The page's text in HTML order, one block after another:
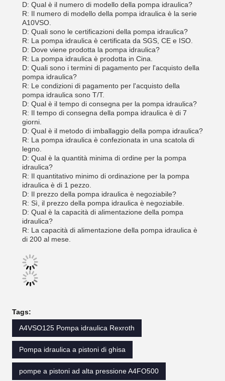
D: Qual è il numero di modello della pompa idraulica?
R: Il numero di modello della pompa idraulica è la serie
A10VSO.
D: Quali sono le certificazioni della pompa idraulica?
R: La pompa idraulica è certificata da SGS, CE e ISO.
D: Dove viene prodotta la pompa idraulica?
R: La pompa idraulica è prodotta in Cina.
D: Quali sono i termini di pagamento per l'acquisto della
pompa idraulica?
R: Le condizioni di pagamento per l'acquisto della
pompa idraulica sono T/T.
D: Qual è il tempo di consegna per la pompa idraulica?
R: Il tempo di consegna della pompa idraulica è di 7
giorni.
D: Qual è il metodo di imballaggio della pompa idraulica?
R: La pompa idraulica è confezionata in una scatola di
legno.
D: Qual è la quantità minima di ordine per la pompa
idraulica?
R: Il quantitativo minimo di ordinazione per la pompa
idraulica è di 1 pezzo.
D: Il prezzo della pompa idraulica è negoziabile?
R: Sì, il prezzo della pompa idraulica è negoziabile.
D: Qual è la capacità di alimentazione della pompa
idraulica?
R: La capacità di alimentazione della pompa idraulica è
di 200 al mese.
Tags:
A4VSO125 Pompa idraulica Rexroth
Pompa idraulica a pistoni di ghisa
pompe a pistoni ad alta pressione A4FO500